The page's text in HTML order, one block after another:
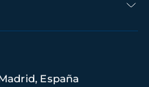
España